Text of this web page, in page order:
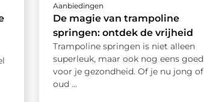
Aanbiedingen
De magie van trampoline
springen: ontdek de vrijheid
Trampoline springen is niet alleen
superleuk, maar ook nog eens goed
voor je gezondheid. Of je nu jong of
oud ...